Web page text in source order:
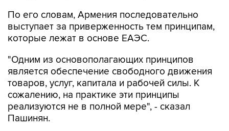
По его словам, Армения последовательно
выступает за приверженность тем принципам,
которые лежат в основе ЕАЭС.
"Одним из основополагающих принципов
является обеспечение свободного движения
товаров, услуг, капитала и рабочей силы. К
сожалению, на практике эти принципы
реализуются не в полной мере", - сказал
Пашинян.